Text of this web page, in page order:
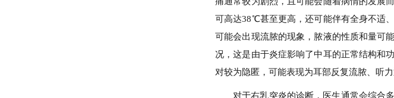
可高达38℃甚至更高，还可能伴有全身不适
可能会出现流脓的现象，脓液的性质和量可
况，这是由于炎症影响了中耳的正常结构和
对较为隐匿，可能表现为耳部反复流脓、听
对于右乳突炎的诊断，医生通常会综合